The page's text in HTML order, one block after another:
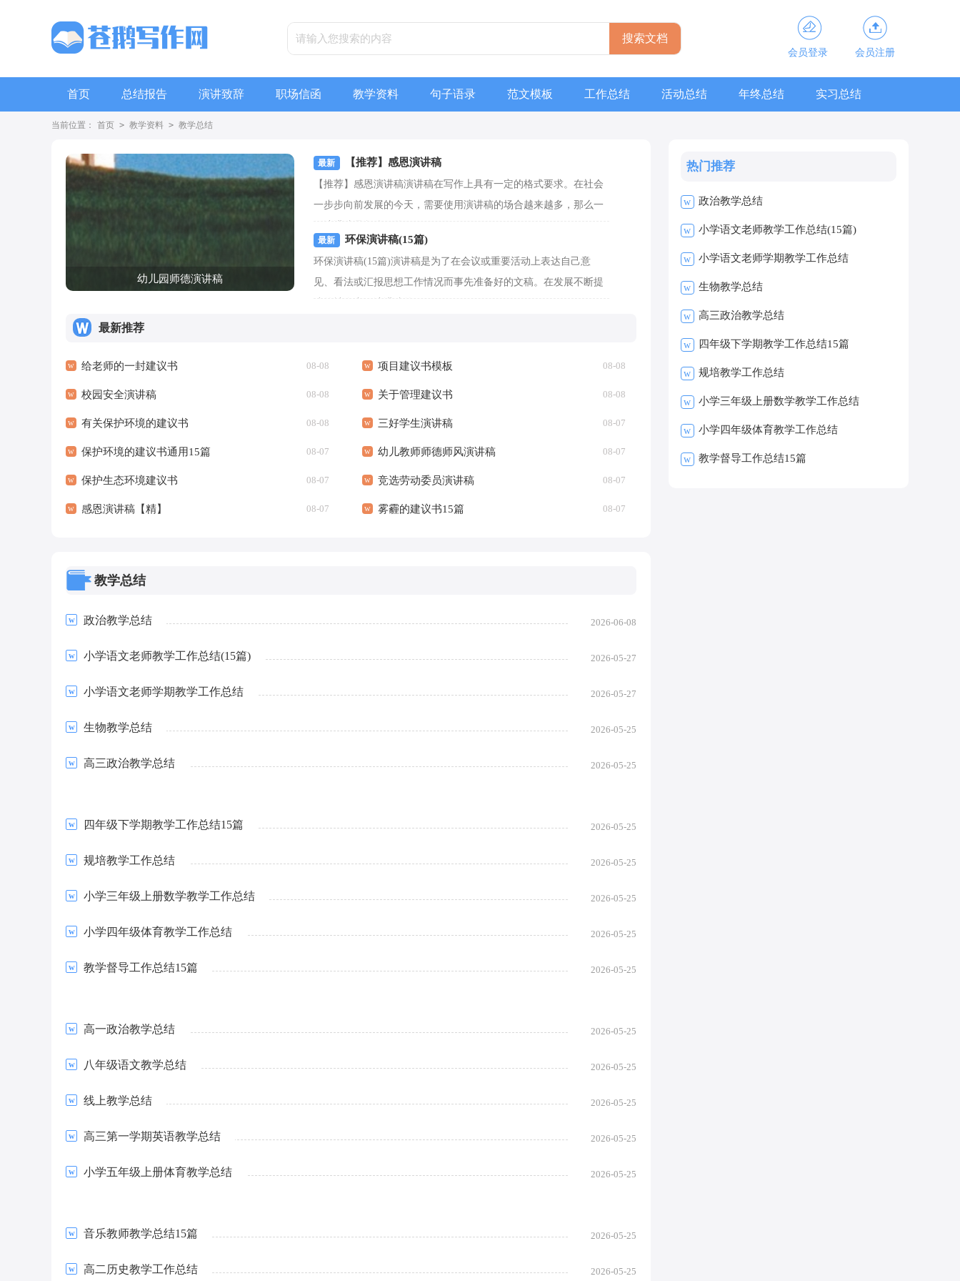
会员登录 会员注册
首页 总结报告 演讲致辞 职场信函 教学资料 句子语录 范文模板 工作总结 活动总结 年终总结 实习总结
当前位置： 首页 > 教学资料 > 教学总结
幼儿园师德演讲稿
【推荐】感恩演讲稿
【推荐】感恩演讲稿演讲稿在写作上具有一定的格式要求。在社会
一步步向前发展的今天，需要使用演讲稿的场合越来越多，那么一
环保演讲稿(15篇)
环保演讲稿(15篇)演讲稿是为了在会议或重要活动上表达自己意
见、看法或汇报思想工作情况而事先准备好的文稿。在发展不断提
最新推荐
给老师的一封建议书 08-08 项目建议书模板 08-08
校园安全演讲稿 08-08 关于管理建议书 08-08
有关保护环境的建议书 08-08 三好学生演讲稿 08-07
保护环境的建议书通用15篇 08-07 幼儿教师师德师风演讲稿 08-07
保护生态环境建议书 08-07 竞选劳动委员演讲稿 08-07
感恩演讲稿【精】 08-07 雾霾的建议书15篇 08-07
教学总结
政治教学总结 2026-06-08
小学语文老师教学工作总结(15篇) 2026-05-27
小学语文老师学期教学工作总结 2026-05-27
生物教学总结 2026-05-25
高三政治教学总结 2026-05-25
四年级下学期教学工作总结15篇 2026-05-25
规培教学工作总结 2026-05-25
小学三年级上册数学教学工作总结 2026-05-25
小学四年级体育教学工作总结 2026-05-25
教学督导工作总结15篇 2026-05-25
高一政治教学总结 2026-05-25
八年级语文教学总结 2026-05-25
线上教学总结 2026-05-25
高三第一学期英语教学总结 2026-05-25
小学五年级上册体育教学总结 2026-05-25
音乐教师教学总结15篇 2026-05-25
高二历史教学工作总结 2026-05-25
热门推荐
w 政治教学总结
w 小学语文老师教学工作总结(15篇)
w 小学语文老师学期教学工作总结
w 生物教学总结
w 高三政治教学总结
w 四年级下学期教学工作总结15篇
w 规培教学工作总结
w 小学三年级上册数学教学工作总结
w 小学四年级体育教学工作总结
w 教学督导工作总结15篇